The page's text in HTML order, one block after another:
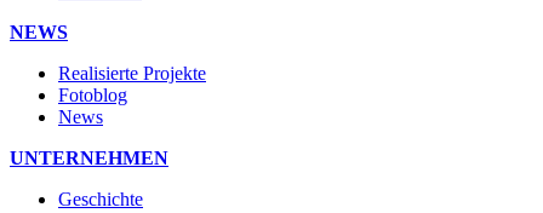
NEWS
Realisierte Projekte
Fotoblog
News
UNTERNEHMEN
Geschichte